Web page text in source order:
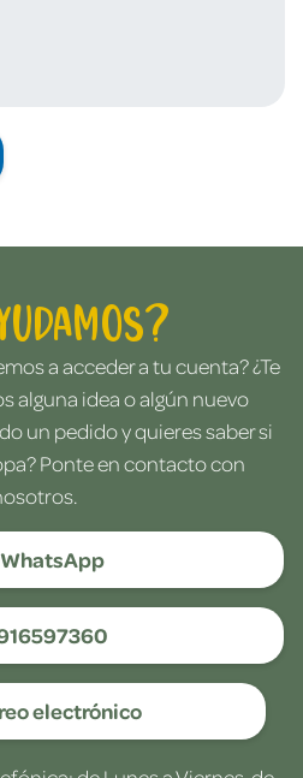
a acceder a tu cuenta? ¿Te
alguna idea o algún nuevo
un pedido y quieres saber si
Ponte en contacto con
WhatsApp
electrónico